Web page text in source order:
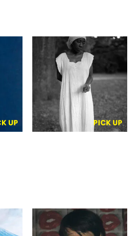
ケネディ・カーター
The Water Bring We…
The Water Wanna Take
We Back…
森山大道
森山大道 記録 62 +